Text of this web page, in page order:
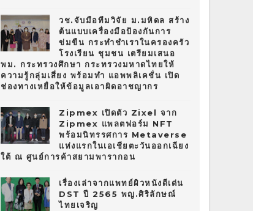
วช.จับมือทีมวิจัย ม.มหิดล สร้าง
ต้นแบบเครื่องมือป้องกันการ
ข่มขืน กระทำชำเราในครองครัว
โรงเรียน ชุมชน เตรียมเสนอ
พม. กระทรวงศึกษา กระทรวงมหาดไทยให้
ความรู้กลุ่มเสี่ยง พร้อมทำ แอพพลิเคชั่น เปิด
ช่องทางเหยื่อให้ข้อมูลเอาผิดอาชญากร
Zipmex เปิดตัว Zixel จาก
Zipmex แพลตฟอร์ม NFT
พร้อมนิทรรศการ Metaverse
แห่งแรกในเอเชียตะวันออกเฉียง
ใต้ ณ ศูนย์การค้าสยามพารากอน
เรื่องเล่าจากแพทย์ผิวหนังดีเด่น
DST ปี 2565 พญ.ศิริลักษณ์
ไทยเจริญ